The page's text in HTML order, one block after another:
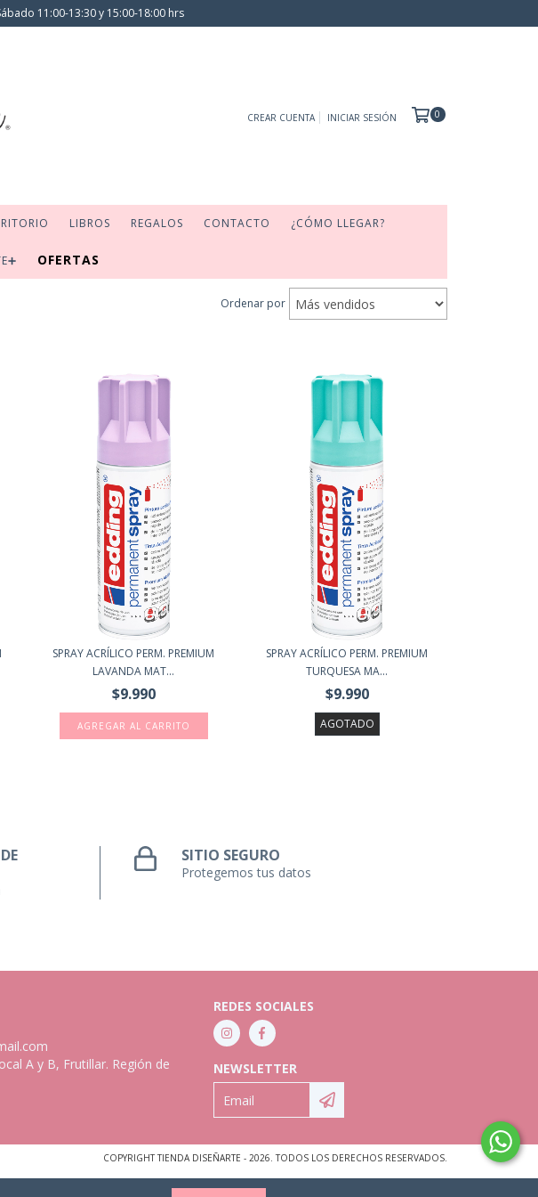
11:00-13:30 y 15:00-18:00 hrs
CREAR CUENTA INICIAR SESIÓN 0
LIBROS REGALOS CONTACTO ¿CÓMO LLEGAR?
OFERTAS
Ordenar por
SPRAY ACRÍLICO PERM. PREMIUM
LAVANDA MAT...
$9.990
SPRAY ACRÍLICO PERM. PREMIUM
TURQUESA MA...
$9.990
AGOTADO
SITIO SEGURO
Protegemos tus datos
A y B, Frutillar. Región de
REDES SOCIALES
NEWSLETTER
COPYRIGHT TIENDA DISEÑARTE - 2026. TODOS LOS DERECHOS RESERVADOS.